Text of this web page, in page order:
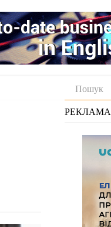
РЕКЛАМА